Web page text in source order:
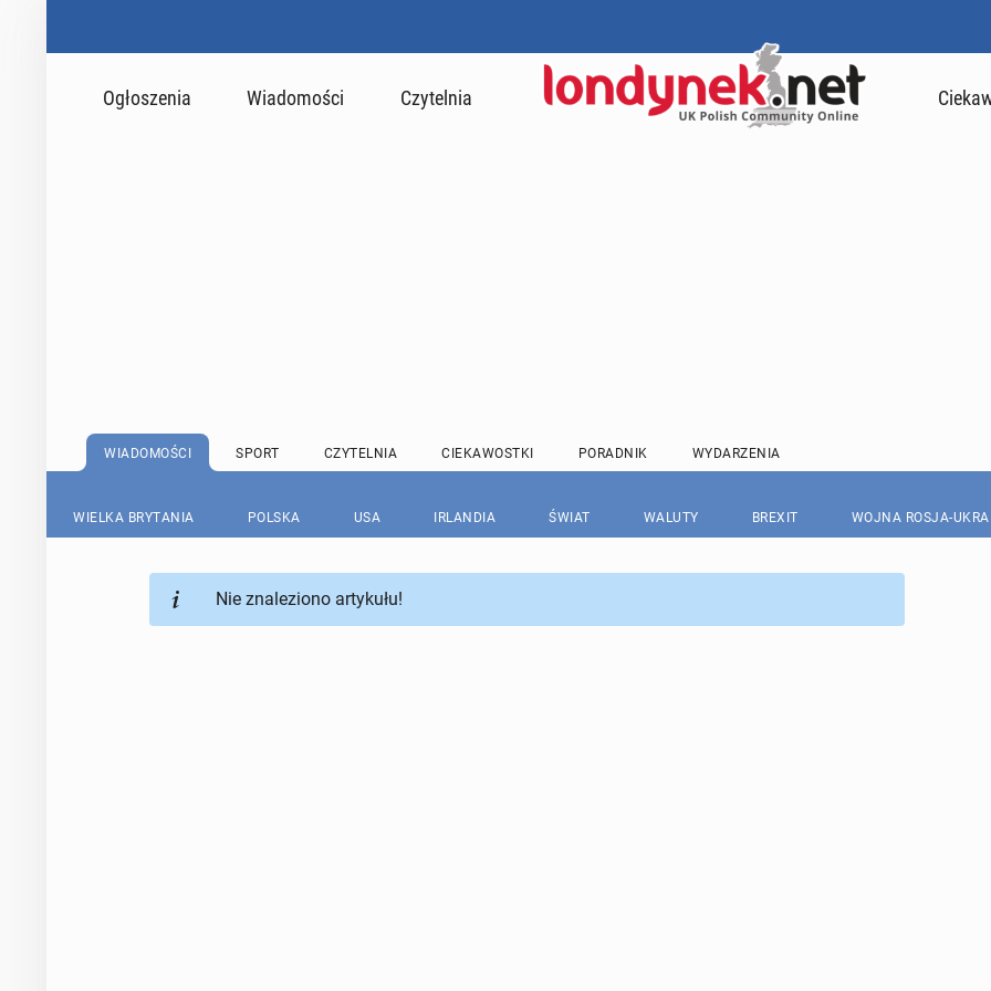
Ogłoszenia Wiadomości Czytelnia
WIADOMOŚCI SPORT CZYTELNIA CIEKAWOSTKI PORADNIK WYDARZENIA
WIELKA BRYTANIA POLSKA USA IRLANDIA ŚWIAT WALUTY BREXIT WOJNA ROSJA-
Nie znaleziono artykułu!